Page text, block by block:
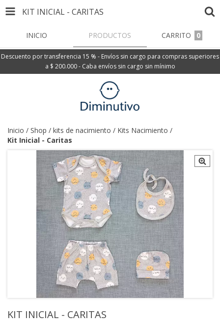
KIT INICIAL - CARITAS
INICIO PRODUCTOS CARRITO 0
Descuento por transferencia 15 % - Envíos sin cargo para compras superiores
a $ 200.000 - Caba envíos sin cargo sin mínimo
Inicio / Shop / kits de nacimiento / Kits Nacimiento /
Kit Inicial - Caritas
KIT INICIAL - CARITAS